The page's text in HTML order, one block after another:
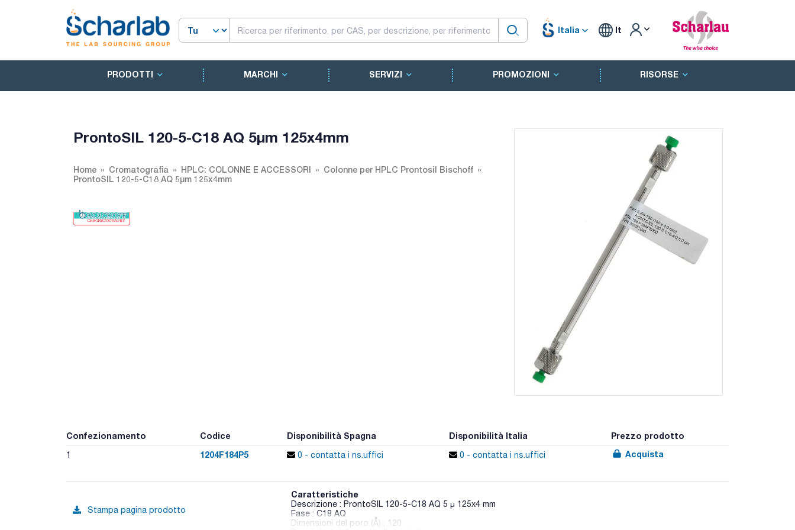
Italia It
PRODOTTI MARCHI SERVIZI PROMOZIONI RISORSE
ProntoSIL 120-5-C18 AQ 5µm 125x4mm
Home Cromatografia HPLC: COLONNE E ACCESSORI
Colonne per HPLC Prontosil Bischoff
ProntoSIL 120-5-C18 AQ 5µm 125x4mm
Confezionamento Codice Disponibilità Spagna Disponibilità Italia Prezzo prodotto
1 1204F184P5 0 - contatta i ns.uffici 0 - contatta i ns.uffici Acquista
Stampa pagina prodotto
Caratteristiche
Descrizione : ProntoSIL 120-5-C18 AQ 5 µ 125x4 mm
Fase : C18 AQ
Dimensioni del poro (Å) : 120